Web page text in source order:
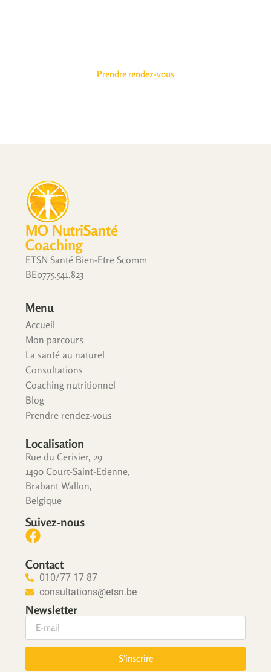
Prendre rendez-vous
MO NutriSanté
Coaching
ETSN Santé Bien-Etre Scomm
BE0775.541.823
Menu
Accueil
Mon parcours
La santé au naturel
Consultations
Coaching nutritionnel
Blog
Prendre rendez-vous
Localisation
Rue du Cerisier, 29
1490 Court-Saint-Etienne,
Brabant Wallon,
Belgique
Suivez-nous
Contact
010/77 17 87
consultations@etsn.be
Newsletter
S'inscrire